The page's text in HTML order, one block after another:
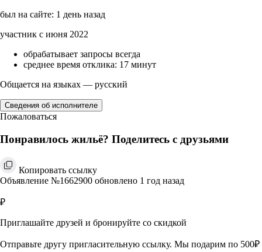
был на сайте: 1 день назад
участник с июня 2022
обрабатывает запросы всегда
среднее время отклика: 17 минут
Общается на языках — русский
Сведения об исполнителе
Пожаловаться
Понравилось жильё? Поделитесь с друзьями
Копировать ссылку
Объявление №1662900 обновлено 1 год назад
₽
Приглашайте друзей и бронируйте со скидкой
Отправьте другу пригласительную ссылку. Мы подарим по 500₽